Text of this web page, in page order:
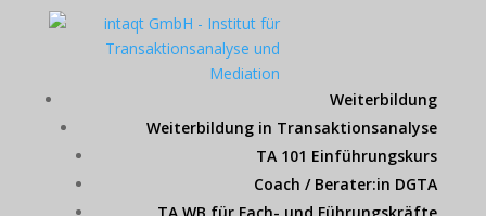
Weiterbildung
Weiterbildung in Transaktionsanalyse
TA 101 Einführungskurs
Coach / Berater:in DGTA